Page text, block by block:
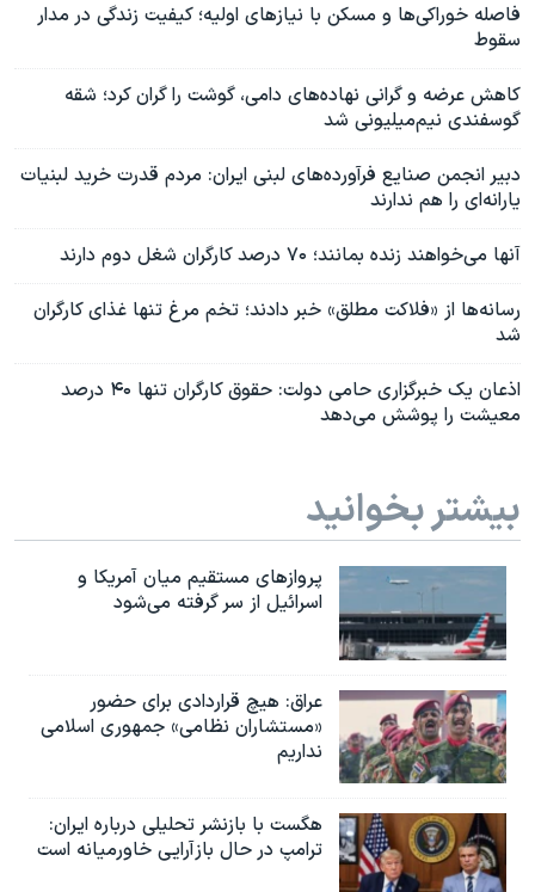
فاصله خوراکی‌ها و مسکن با نیازهای اولیه؛ کیفیت زندگی در مدار
سقوط
کاهش عرضه و گرانی نهاده‌های دامی، گوشت را گران کرد؛ شقه
گوسفندی نیم‌میلیونی شد
دبیر انجمن صنایع فرآورده‌های لبنی ایران: مردم قدرت خرید لبنیات
یارانه‌ای را هم ندارند
آنها می‌خواهند زنده بمانند؛ ۷۰ درصد کارگران شغل دوم دارند
رسانه‌ها از «فلاکت مطلق» خبر دادند؛ تخم مرغ تنها غذای کارگران
شد
اذعان یک خبرگزاری حامی دولت: حقوق کارگران تنها ۴۰ درصد
معیشت را پوشش می‌دهد
بیشتر بخوانید
پروازهای مستقیم میان آمریکا و
اسرائیل از سر گرفته می‌شود
عراق: هیچ قراردادی برای حضور
«مستشاران نظامی» جمهوری اسلامی
نداریم
هگست با بازنشر تحلیلی درباره ایران:
ترامپ در حال بازآرایی خاورمیانه است